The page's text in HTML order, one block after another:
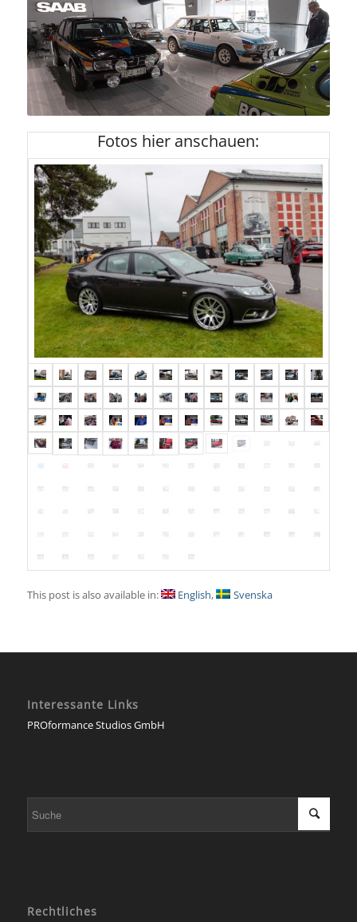
Heuschmid Rallyeauto SAAB 99 im SAAB
Museum
Fotos hier anschauen:
This post is also available in: English Svenska
Interessante Links
PROformance Studios GmbH
Rechtliches